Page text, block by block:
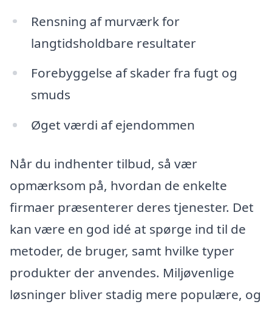
Rensning af murværk for
langtidsholdbare resultater
Forebyggelse af skader fra fugt og
smuds
Øget værdi af ejendommen
Når du indhenter tilbud, så vær
opmærksom på, hvordan de enkelte
firmaer præsenterer deres tjenester. Det
kan være en god idé at spørge ind til de
metoder, de bruger, samt hvilke typer
produkter der anvendes. Miljøvenlige
løsninger bliver stadig mere populære, og